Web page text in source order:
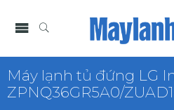
Máy lạnh tủ đứng LG
ZPNQ36GR5A0/